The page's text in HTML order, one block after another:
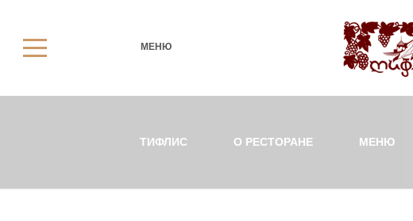
МЕНЮ
ТИФЛИС О РЕСТОРАНЕ МЕНЮ